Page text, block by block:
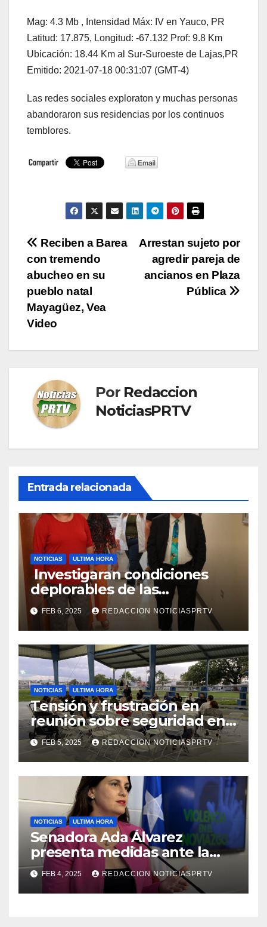
Mag: 4.3 Mb , Intensidad Máx: IV en Yauco, PR
Latitud: 17.875, Longitud: -67.132 Prof: 9.8 Km
Ubicación: 18.44 Km al Sur-Suroeste de Lajas,PR
Emitido: 2021-07-18 00:31:07 (GMT-4)
Las redes sociales exploraton y muchas personas
abandoraron sus residencias por los continuos
temblores.
Navegación
de
entradas
Arrestan sujeto por
agredir pareja de
ancianos en Plaza
Pública
Reciben a Barea
con tremendo
abucheo en su
pueblo natal
Mayagüez, Vea
Video
Por Redaccion
NoticiasPRTV
Entrada relacionada
NOTICIAS ULTIMA HORA
Investigaran condiciones
deplorables de las
facilidades el Departamento
de la Salud en Mayagüez
FEB 6, 2025 REDACCION NOTICIASPRTV
NOTICIAS ULTIMA HORA
Tensión y frustración en
reunión sobre seguridad en
Reparto Metropolitano
FEB 5, 2025 REDACCION NOTICIASPRTV
NOTICIAS ULTIMA HORA
Senadora Ada Álvarez
presenta medidas ante la
violencia en el noviazgo
FEB 4, 2025 REDACCION NOTICIASPRTV